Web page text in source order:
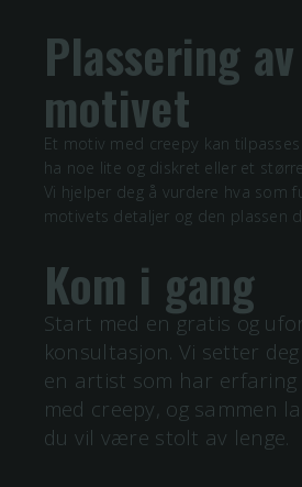
Plassering av
motivet
Et motiv med creepy kan
ha noe lite og diskret eller et
Vi hjelper deg å vurdere hva som
motivets detaljer og den plassen
Kom i gang
Start med en gratis og
konsultasjon. Vi setter
en artist som har erfaring
med creepy , og sammen
du vil være stolt av lenge.